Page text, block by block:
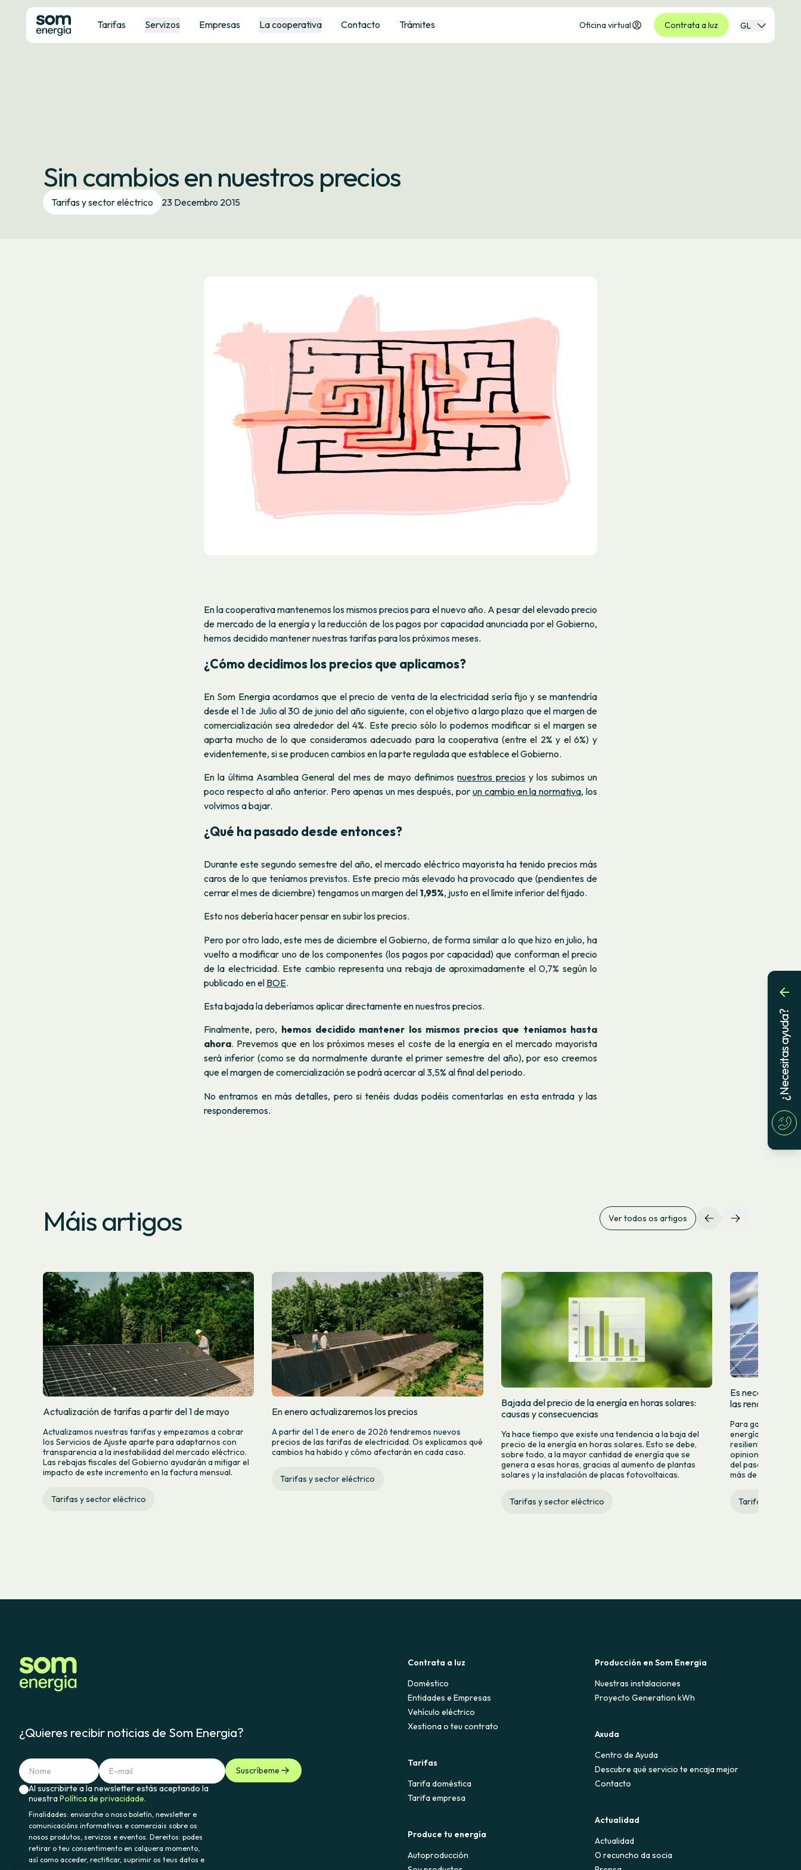
Tarifas Servizos Empresas La cooperativa Contacto Trámites Oficina virtual Contrata a luz GL
Sin cambios en nuestros precios
Tarifas y sector eléctrico 23 Decembro 2015
En la cooperativa mantenemos los mismos precios para el nuevo año. A pesar del elevado precio
de mercado de la energía y la reducción de los pagos por capacidad anunciada por el Gobierno,
hemos decidido mantener nuestras tarifas para los próximos meses.
¿Cómo decidimos los precios que aplicamos?
En Som Energia acordamos que el precio de venta de la electricidad sería fijo y se mantendría
desde el 1 de Julio al 30 de junio del año siguiente, con el objetivo a largo plazo que el margen de
comercialización sea alrededor del 4%. Este precio sólo lo podemos modificar si el margen se
aparta mucho de lo que consideramos adecuado para la cooperativa (entre el 2% y el 6%) y
evidentemente, si se producen cambios en la parte regulada que establece el Gobierno.
En la última Asamblea General del mes de mayo definimosnuestros preciosy los subimos un
poco respecto al año anterior. Pero apenas un mes después, por un cambio en la normativa, los
volvimos a bajar.
¿Qué ha pasado desde entonces?
Durante este segundo semestre del año, el mercado eléctrico mayorista ha tenido precios más
caros de lo que teníamos previstos. Este precio más elevado ha provocado que (pendientes de
cerrar el mes de diciembre) tengamos un margen del 1,95%, justo en el límite inferior del fijado.
Esto nos debería hacer pensar en subir los precios.
Pero por otro lado, este mes de diciembre el Gobierno, de forma similar a lo que hizo en julio, ha
vuelto a modificar uno de los componentes (los pagos por capacidad) que conforman el precio
de la electricidad. Este cambio representa una rebaja de aproximadamente el 0,7% según lo
publicado en el BOE.
Esta bajada la deberíamos aplicar directamente en nuestros precios.
Finalmente, pero, hemos decidido mantener los mismos precios que teníamos hasta
ahora. Prevemos que en los próximos meses el coste de la energía en el mercado mayorista
será inferior (como se da normalmente durante el primer semestre del año), por eso creemos
que el margen de comercialización se podrá acercar al 3,5% al final del periodo.
No entramos en más detalles, pero si tenéis dudas podéis comentarlas en esta entrada y las
responderemos.
Máis artigos Ver todos os artigos
Actualización de tarifas a partir del 1 de mayo
Actualizamos nuestras tarifas y empezamos a cobrar
los Servicios de Ajuste aparte para adaptarnos con
transparencia a la inestabilidad del mercado eléctrico.
Las rebajas fiscales del Gobierno ayudarán a mitigar el
impacto de este incremento en la factura mensual.
Tarifas y sector eléctrico
En enero actualizaremos los precios
A partir del 1 de enero de 2026 tendremos nuevos
precios de las tarifas de electricidad. Os explicamos qué
cambios ha habido y cómo afectarán en cada caso.
Tarifas y sector eléctrico
Bajada del precio de la energía en horas solares:
causas y consecuencias
Ya hace tiempo que existe una tendencia a la baja del
precio de la energía en horas solares. Esto se debe,
sobre todo, a la mayor cantidad de energía que se
genera a esas horas, gracias al aumento de plantas
solares y la instalación de placas fotovoltaicas.
Tarifas y sector eléctrico
Es necesario
las renovables
Para garantizar
energía
resiliente,
opiniones y
del pasado lunes
más de quince
Tarifas y sector
¿Quieres recibir noticias de Som Energia?
Suscríbeme
Al suscribirte a la newsletter estás aceptando la
nuestraPolítica de privacidade.
Finalidades: enviarche o noso boletín, newsletter e
comunicacións informativas e comerciais sobre os
nosos produtos, servizos e eventos. Dereitos: podes
retirar o teu consentimento en calquera momento,
así como acceder, rectificar, suprimir os teus datos e
Contrata a luz
Doméstico
Entidades e Empresas
Vehículo eléctrico
Xestiona o teu contrato
Tarifas
Tarifa doméstica
Tarifa empresa
Produce tu energía
Autoproducción
Producción en Som Energia
Nuestras instalaciones
Proyecto Generation kWh
Axuda
Centro de Ayuda
Descubre qué servicio te encaja mejor
Contacto
Actualidad
Actualidad
O recuncho da socia
¿Necesitas ayuda?